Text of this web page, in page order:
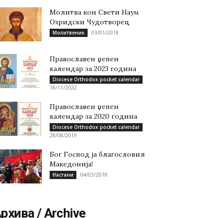
Молитва кон Свети Наум
Охридски Чудотворец
Молитвеник 03/01/2018
Православен џепен
календар за 2023 година
Diocese Orthodox pocket calendar
18/11/2022
Православен џепен
календар за 2020 година
Diocese Orthodox pocket calendar
28/08/2019
Бог Господ ја благословил
Македонија!
Настани 04/03/2018
/ Archive